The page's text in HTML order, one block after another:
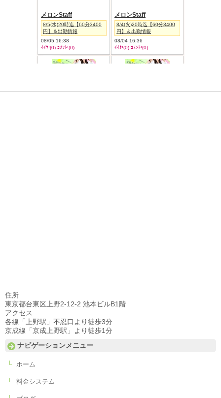
住所
東京都台東区上野2-12-2 池本ビルB1階
アクセス
各線「上野駅」不忍口より徒歩3分
京成線「京成上野駅」より徒歩1分
ナビゲーションメニュー
ホーム
料金システム